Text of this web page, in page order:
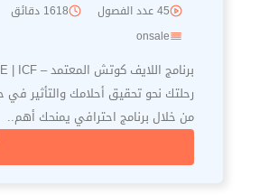
45 عدد الفصول 1618 دقائق
onsale
رحلتك نحو تحقيق أحلامك والتأثير في
من خلال برنامج احترافي يمنحك أهم..